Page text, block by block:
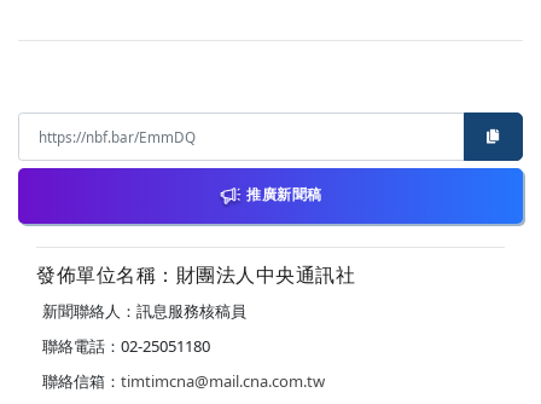
推廣新聞稿
發佈單位名稱：財團法人中央通訊社
新聞聯絡人：訊息服務核稿員
聯絡電話：02-25051180
聯絡信箱： timtimcna@mail.cna.com.tw